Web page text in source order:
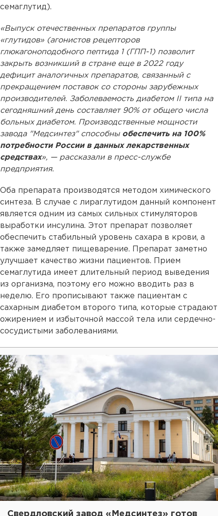
семаглутид).
«Выпуск отечественных препаратов группы
«глутидов» (агонистов рецепторов
глюкагоноподобного пептида 1 (ГПП-1) позволит
закрыть возникший в стране еще в 2022 году
дефицит аналогичных препаратов, связанный с
прекращением поставок со стороны зарубежных
производителей. Заболеваемость диабетом II типа на
сегодняшний день составляет 90% от общего числа
больных диабетом. Производственные мощности
завода "Медсинтез" способны обеспечить на 100%
потребности России в данных лекарственных
средствах», — рассказали в пресс-службе
предприятия.
Оба препарата производятся методом химического
синтеза. В случае с лираглутидом данный компонент
является одним из самых сильных стимуляторов
выработки инсулина. Этот препарат позволяет
обеспечить стабильный уровень сахара в крови, а
также замедляет пищеварение. Препарат заметно
улучшает качество жизни пациентов. Прием
семаглутида имеет длительный период выведения
из организма, поэтому его можно вводить раз в
неделю. Его прописывают также пациентам с
сахарным диабетом второго типа, которые страдают
ожирением и избыточной массой тела или сердечно-
сосудистыми заболеваниями.
Свердловский завод «Медсинтез» готов